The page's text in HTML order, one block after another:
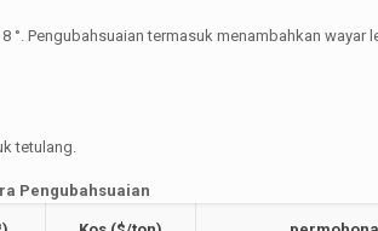
Pengubahsuaian termasuk menambahkan wayar
tetulang.
Pengubahsuaian